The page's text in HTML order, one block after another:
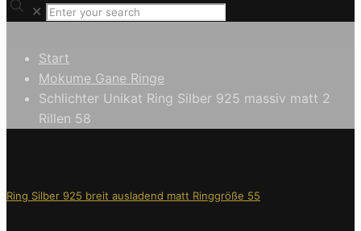
✕
Start
Mokume Gane Ringe
Schlichter Unikat Ring Silber 925 massiv matt 2
Rillen 58
Ring Silber 925 breit ausladend matt Ringgröße 55